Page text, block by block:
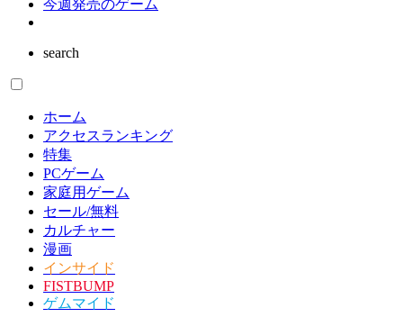
今週発売のゲーム
search
ホーム
アクセスランキング
特集
PCゲーム
家庭用ゲーム
セール/無料
カルチャー
漫画
インサイド
FISTBUMP
ゲムマイド